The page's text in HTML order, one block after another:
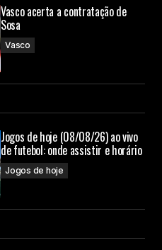
Vasco acerta a contratação de
Sosa
Vasco
Jogos de hoje (08/08/26) ao vivo
de futebol: onde assistir e horário
Jogos de hoje